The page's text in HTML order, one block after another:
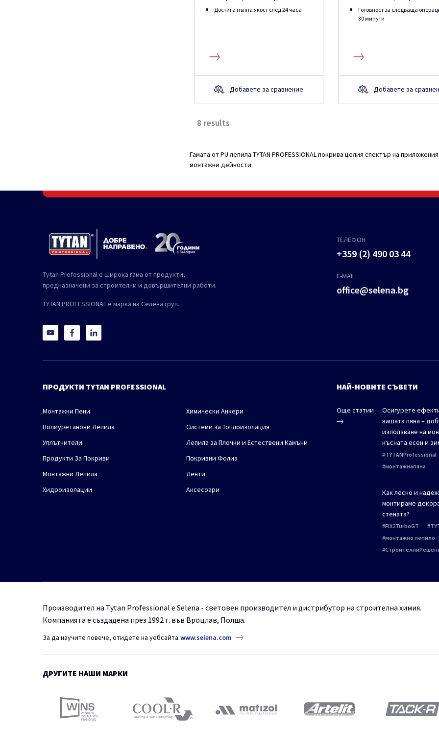
Достига пълна якост след 24 часа
Добавете за сравнение
Готовност за следваща
30 минути
Добавете за
8 results
Гамата от PU лепила TYTAN PROFESSIONAL покрива целия спектър на
монтажни дейности.
Tytan Professional е широка гама от продукти,
предназначени за строителни и довършителни работи.
TYTAN PROFESSIONAL е марка на Селена груп.
ТЕЛЕФОН
+359 (2) 490 03 44
E-MAIL
office@selena.bg
ПРОДУКТИ TYTAN PROFESSIONAL
Монтажни Пени
Полиуретанови Лепила
Уплътнители
Продукти За Покриви
Монтажни Лепила
Хидроизолации
Химически Анкери
Системи за Топлоизолация
Лепила за Плочки и Естествени Камъни
Покривни Фолиа
Ленти
Аксесоари
НАЙ-НОВИТЕ СЪВЕТИ
Още статии
Осигурете
вашата пяна –
използване на
късната есен и
TYTANProfessional
монтажнапяна
Как лесно и
монтираме
стената?
FIX2TurboGT
монтажно лепило
Производител на Tytan Professional е Selena - световен производител и дистрибутор на строителна химия.
Компанията е създадена през 1992 г. във Вроцлав, Полша.
За да научите повече, отидете на уебсайта www.selena.com
ДРУГИТЕ НАШИ МАРКИ